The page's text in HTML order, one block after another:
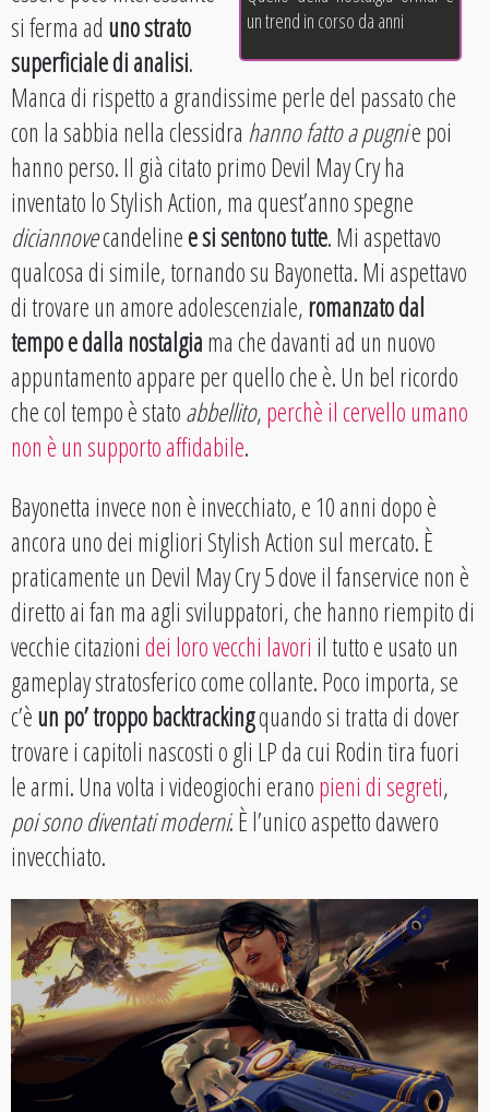
un trend in corso da anni
si ferma ad uno strato
superficiale di analisi.
Manca di rispetto a grandissime perle del passato che
con la sabbia nella clessidra hanno fatto a pugnie poi
hanno perso. Il già citato primo Devil May Cry ha
inventato lo Stylish Action, ma quest’anno spegne
diciannovecandelinee si sentono tutte. Mi aspettavo
qualcosa di simile, tornando su Bayonetta. Mi aspettavo
di trovare un amore adolescenziale,romanzato dal
tempo e dalla nostalgiama che davanti ad un nuovo
appuntamento appare per quello che è. Un bel ricordo
che col tempo è statoabbellito,perchè il cervello umano
non è un supporto affidabile.
Bayonetta invece non è invecchiato, e 10 anni dopo è
ancora uno dei migliori Stylish Action sul mercato. È
praticamente un Devil May Cry 5 dove il fanservice non è
diretto ai fan ma agli sviluppatori, che hanno riempito di
vecchie citazionidei loro vecchi lavori il tutto e usato un
gameplay stratosferico come collante. Poco importa, se
c’èun po’ troppo backtrackingquando si tratta di dover
trovare i capitoli nascosti o gli LP da cui Rodin tira fuori
le armi. Una volta i videogiochi eranopieni di segreti,
poi sono diventati moderni. È l’unico aspetto davvero
invecchiato.